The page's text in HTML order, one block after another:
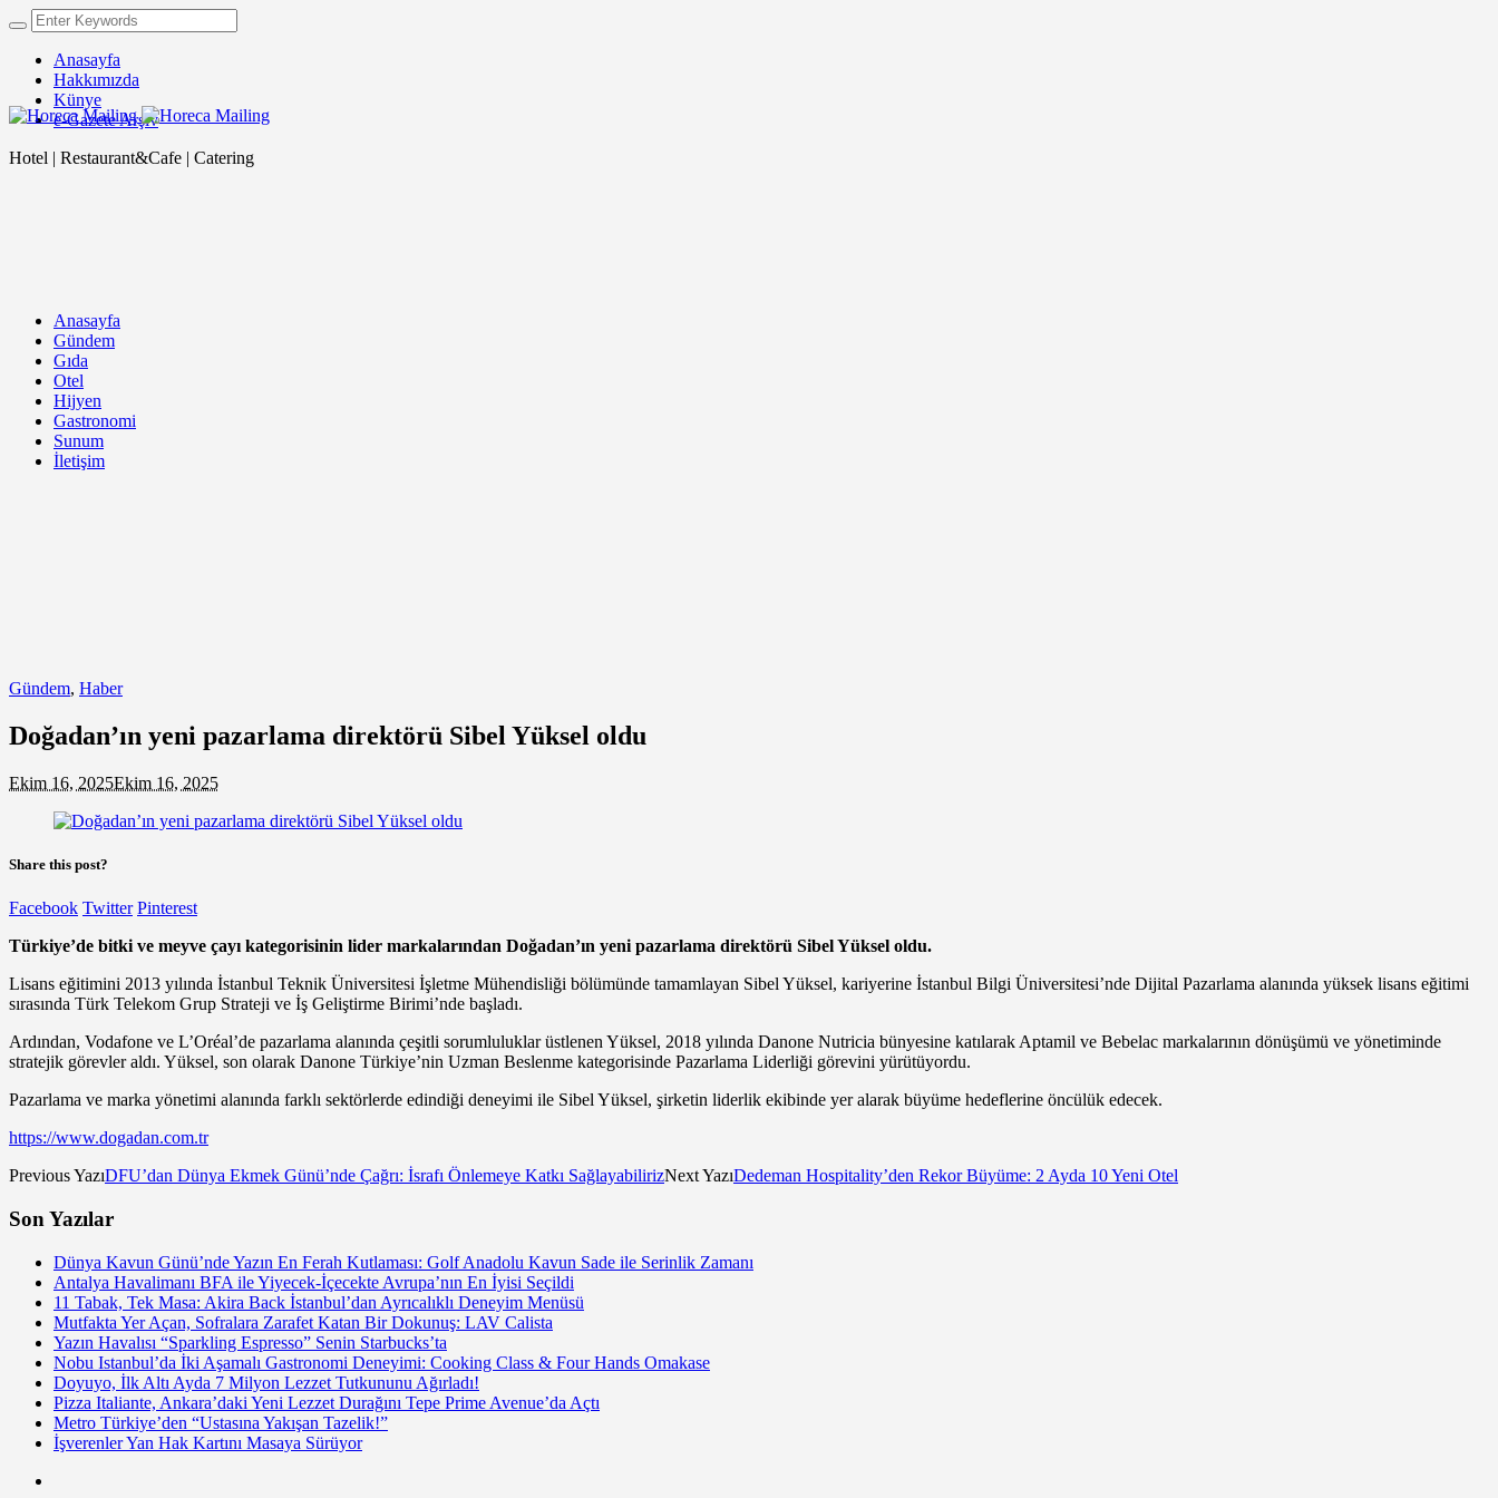
Anasayfa
Hakkımızda
Künye
e-Gazete Arşiv
Hotel | Restaurant&Cafe | Catering
Anasayfa
Gündem
Gıda
Otel
Hijyen
Gastronomi
Sunum
İletişim
Gündem, Haber
Doğadan’ın yeni pazarlama direktörü Sibel Yüksel oldu
Ekim 16, 2025Ekim 16, 2025
Share this post?
Facebook Twitter Pinterest
Türkiye’de bitki ve meyve çayı kategorisinin lider markalarından Doğadan’ın yeni pazarlama direktörü Sibel Yüksel oldu.
Lisans eğitimini 2013 yılında İstanbul Teknik Üniversitesi İşletme Mühendisliği bölümünde tamamlayan Sibel Yüksel, kariyerine İstanbul Bilgi Üniversitesi’nde Dijital Pazarlama alanında yüksek lisans eğitimi
sırasında Türk Telekom Grup Strateji ve İş Geliştirme Birimi’nde başladı.
Ardından, Vodafone ve L’Oréal’de pazarlama alanında çeşitli sorumluluklar üstlenen Yüksel, 2018 yılında Danone Nutricia bünyesine katılarak Aptamil ve Bebelac markalarının dönüşümü ve yönetiminde
stratejik görevler aldı. Yüksel, son olarak Danone Türkiye’nin Uzman Beslenme kategorisinde Pazarlama Liderliği görevini yürütüyordu.
Pazarlama ve marka yönetimi alanında farklı sektörlerde edindiği deneyimi ile Sibel Yüksel, şirketin liderlik ekibinde yer alarak büyüme hedeflerine öncülük edecek.
https://www.dogadan.com.tr
Previous YazıDFU’dan Dünya Ekmek Günü’nde Çağrı: İsrafı Önlemeye Katkı SağlayabilirizNext YazıDedeman Hospitality’den Rekor Büyüme: 2 Ayda 10 Yeni Otel
Son Yazılar
Dünya Kavun Günü’nde Yazın En Ferah Kutlaması: Golf Anadolu Kavun Sade ile Serinlik Zamanı
Antalya Havalimanı BFA ile Yiyecek-İçecekte Avrupa’nın En İyisi Seçildi
11 Tabak, Tek Masa: Akira Back İstanbul’dan Ayrıcalıklı Deneyim Menüsü
Mutfakta Yer Açan, Sofralara Zarafet Katan Bir Dokunuş: LAV Calista
Yazın Havalısı “Sparkling Espresso” Senin Starbucks’ta
Nobu Istanbul’da İki Aşamalı Gastronomi Deneyimi: Cooking Class & Four Hands Omakase
Doyuyo, İlk Altı Ayda 7 Milyon Lezzet Tutkununu Ağırladı!
Pizza Italiante, Ankara’daki Yeni Lezzet Durağını Tepe Prime Avenue’da Açtı
Metro Türkiye’den “Ustasına Yakışan Tazelik!”
İşverenler Yan Hak Kartını Masaya Sürüyor